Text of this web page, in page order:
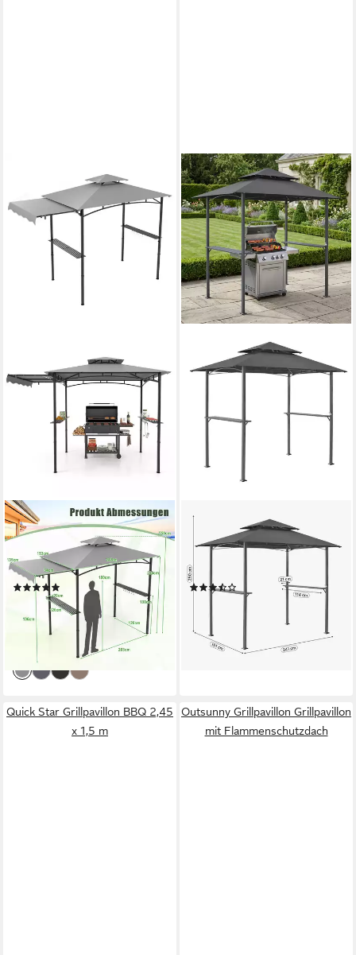
COSTWAY
Grillpavillon, 318 x 153 x 250
cm BBQ Pavillon mit
Seitenmarkise
162,99 € UVP 259,99 €
14,89 € mtl. in 12 Raten
-37%
lieferbar - in 3-4 Werktagen bei dir
EN.CASA
Grillpavillon, »Parga« mit
Doppeldach 250 x 241 x 151
cm Stahlgestell Dunkelgrau
-20%
lieferbar - in 4-5 Werktagen bei dir
Quick Star Grillpavillon BBQ 2,45
x 1,5 m
Outsunny Grillpavillon Grillpavillon
mit Flammenschutzdach